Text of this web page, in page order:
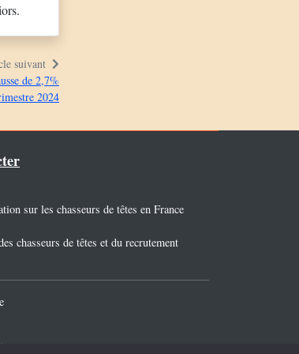
suivant
de 2,7%
2024
sur les chasseurs de têtes en France
chasseurs de têtes et du recrutement